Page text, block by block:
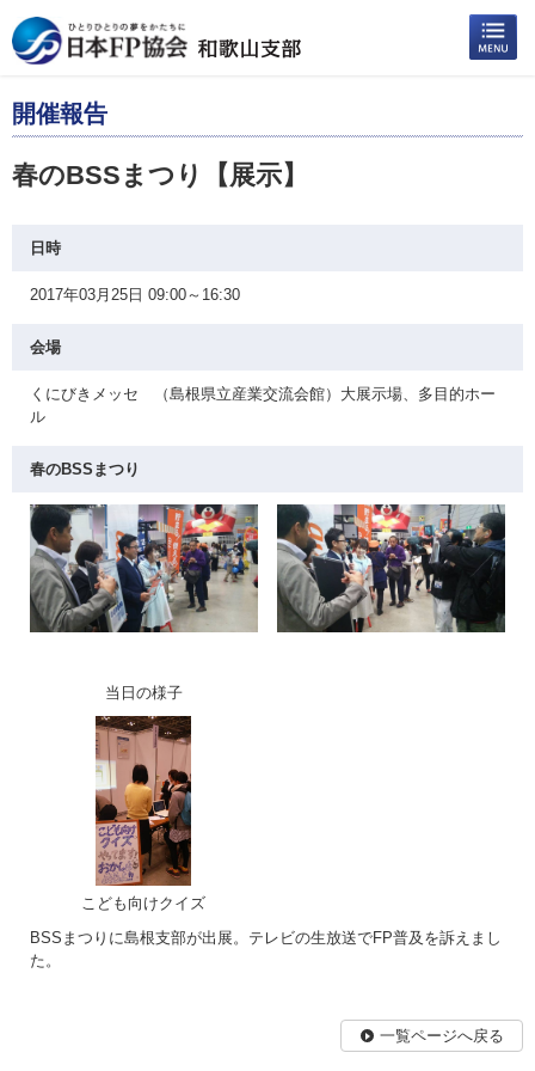
開催報告
春のBSSまつり【展示】
日時
2017年03月25日 09:00～16:30
会場
くにびきメッセ （島根県立産業交流会館）大展示場、多目的ホー
ル
春のBSSまつり
当日の様子
こども向けクイズ
BSSまつりに島根支部が出展。テレビの生放送でFP普及を訴えまし
た。
一覧ページへ戻る